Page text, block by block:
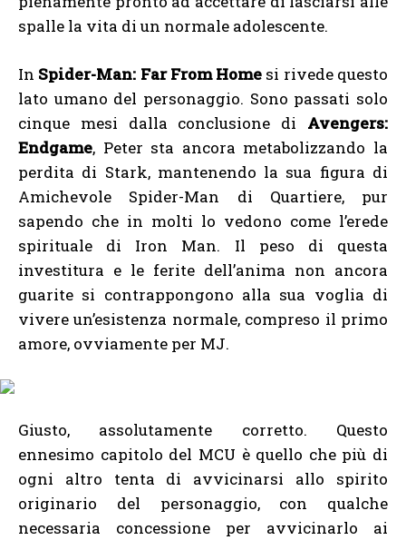
spalle la vita di un normale adolescente.
In Spider-Man: Far From Home si rivede questo
lato umano del personaggio. Sono passati solo
cinque mesi dalla conclusione di Avengers:
Endgame, Peter sta ancora metabolizzando la
perdita di Stark, mantenendo la sua figura di
Amichevole Spider-Man di Quartiere, pur
sapendo che in molti lo vedono come l’erede
spirituale di Iron Man. Il peso di questa
investitura e le ferite dell’anima non ancora
guarite si contrappongono alla sua voglia di
vivere un’esistenza normale, compreso il primo
amore, ovviamente per MJ.
Giusto, assolutamente corretto. Questo
ennesimo capitolo del MCU è quello che più di
ogni altro tenta di avvicinarsi allo spirito
originario del personaggio, con qualche
necessaria concessione per avvicinarlo ai